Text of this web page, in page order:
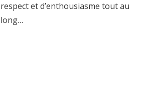
respect et d’enthousiasme tout au
long…